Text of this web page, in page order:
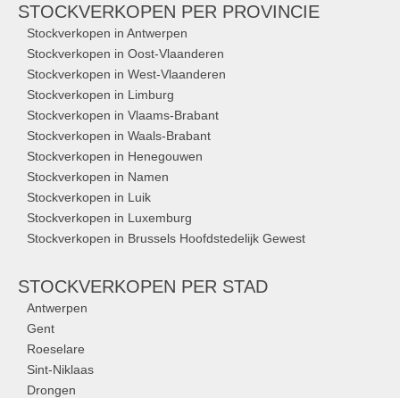
STOCKVERKOPEN PER PROVINCIE
Stockverkopen in Antwerpen
Stockverkopen in Oost-Vlaanderen
Stockverkopen in West-Vlaanderen
Stockverkopen in Limburg
Stockverkopen in Vlaams-Brabant
Stockverkopen in Waals-Brabant
Stockverkopen in Henegouwen
Stockverkopen in Namen
Stockverkopen in Luik
Stockverkopen in Luxemburg
Stockverkopen in Brussels Hoofdstedelijk Gewest
STOCKVERKOPEN PER STAD
Antwerpen
Gent
Roeselare
Sint-Niklaas
Drongen